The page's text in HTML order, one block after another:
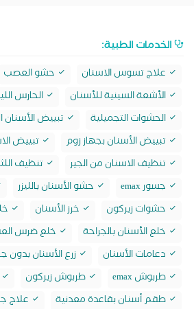
الخدمات الطبية:
علاج تسوس الاسنان
حشو العصب
الأشعة السينية للأسنان
الحارس
الحشوات التجميلية
تبييض الأسنان
تبييض الأسنان بجهاز زوم
تبييض
تنظيف الاسنان من الجير
تنظيف
جسور emax
حشو الأسنان بالليزر
حشوات زيركون
خرز الأسنان
خلع الأسنان بالجراحة
خلع ضرس
دعامات الأسنان
زرع الأسنان بدون
طربوش emax
طربوش زيركون
طقم أسنان بقاعدة معدنية
علاج